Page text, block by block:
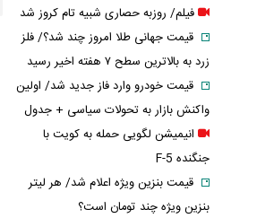
فیلم/ روزبه حصاری شبیه تام کروز شد
قیمت جهانی طلا امروز چند شد؟/ فلز
زرد به بالاترین سطح ۷ هفته اخیر رسید
قیمت خودرو وارد فاز جدید شد/ اولین
واکنش بازار به تحولات سیاسی + جدول
انیمیشن لگویی حمله به کویت با
جنگنده F-5
قیمت بنزین ویژه اعلام شد/ هر لیتر
بنزین ویژه چند تومان است؟